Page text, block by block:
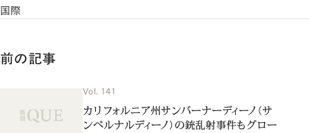
国際
前の記事
Vol. 141
カリフォルニア州サンバーナーディーノ（サ
ンベルナルディーノ）の銃乱射事件もグロー